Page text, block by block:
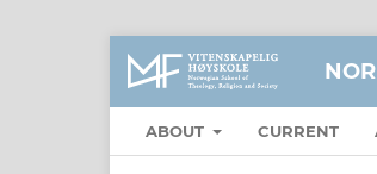
ABOUT CURRENT